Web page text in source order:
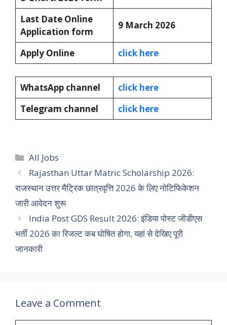
Last Date Online
Application form
9 March 2026
Apply Online click here
WhatsApp channel
click here
Telegram channel
click here
Categories
All Jobs
Rajasthan Uttar Matric Scholarship 2026:
राजस्थान उत्तर मैट्रिक छात्रवृत्ति 2026 के लिए नोटिफिकेशन
जारी आवेदन शुरू
India Post GDS Result 2026: इंडिया पोस्ट जीडीएस
भर्ती 2026 का रिजल्ट कब घोषित होगा, यहां से देखिए पूरी
जानकारी
Leave a Comment